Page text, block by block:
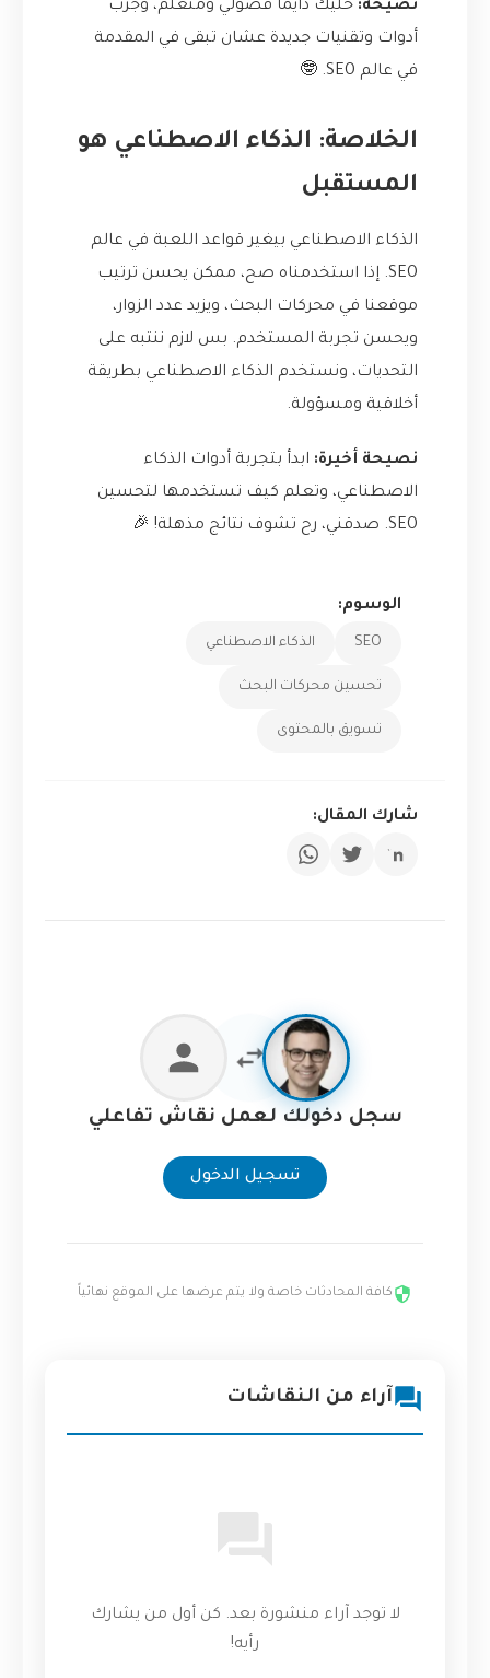
نصيحة: خليك دايماً فضولي ومتعلم، وجرب
أدوات وتقنيات جديدة عشان تبقى في المقدمة
في عالم SEO. 🤓
الخلاصة: الذكاء الاصطناعي هو
المستقبل
الذكاء الاصطناعي بيغير قواعد اللعبة في عالم
SEO. إذا استخدمناه صح، ممكن يحسن ترتيب
موقعنا في محركات البحث، ويزيد عدد الزوار،
ويحسن تجربة المستخدم. بس لازم ننتبه على
التحديات، ونستخدم الذكاء الاصطناعي بطريقة
أخلاقية ومسؤولة.
نصيحة أخيرة: ابدأ بتجربة أدوات الذكاء
الاصطناعي، وتعلم كيف تستخدمها لتحسين
SEO. صدقني، رح تشوف نتائج مذهلة! 🎉
الوسوم:
SEO الذكاء الاصطناعي
تحسين محركات البحث
تسويق بالمحتوى
شارك المقال:
سجل دخولك لعمل نقاش تفاعلي
تسجيل الدخول
كافة المحادثات خاصة ولا يتم عرضها على الموقع نهائياً
آراء من النقاشات
لا توجد آراء منشورة بعد. كن أول من يشارك
رأيه!